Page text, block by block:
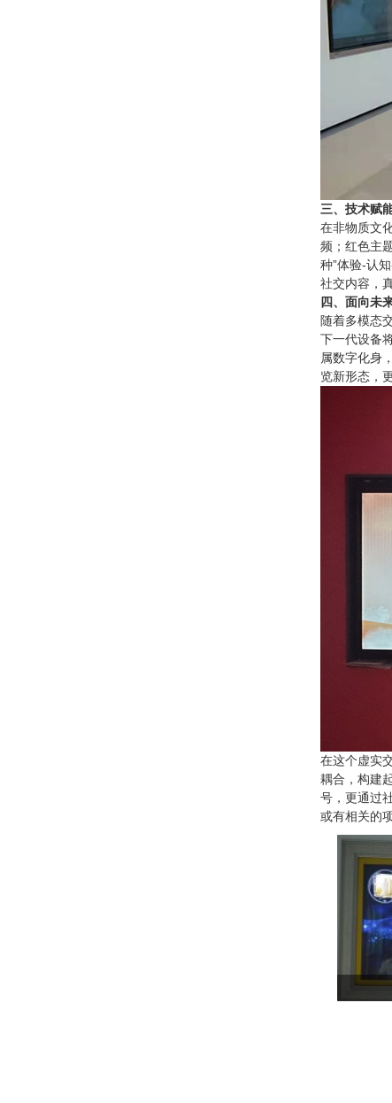
三、技术赋
在非物质文
频；红色主
种”体验-认
社交内容，
四、面向未
随着多模态
下一代设备
属数字化身
览新形态，
在这个虚实
耦合，构建
号，更通过
或有相关的